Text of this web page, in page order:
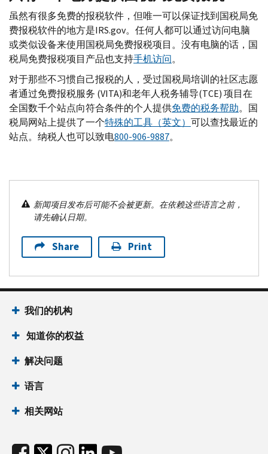
虽然有很多免费的报税软件，但唯一可以保证找到国税局免
费报税软件的地方是IRS.gov。任何人都可以通过访问电脑
或类似设备来使用国税局免费报税项目。没有电脑的话，国
税局免费报税项目产品也支持手机访问。
对于那些不习惯自己报税的人，受过国税局培训的社区志愿
者通过免费报税服务 (VITA)和老年人税务辅导(TCE) 项目在
全国数千个站点向符合条件的个人提供免费的税务帮助。国
税局网站上提供了一个特殊的工具（英文） 可以查找最近的
站点。纳税人也可以致电800-906-9887。
新闻项目发布后可能不会被更新。在依赖这些语言之前，
请先确认日期。
Share Print
我们的机构
知道你的权益
解决问题
语言
相关网站